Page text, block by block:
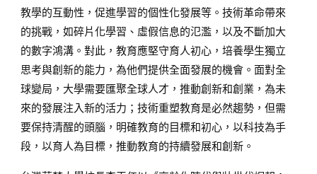
教學的互動性，促進學習的個性化發展等。技術革命帶來
的挑戰，如碎片化學習、虛假信息的氾濫，以及不斷加大
的數字鴻溝。對此，教育應堅守育人初心，培養學生獨立
思考與創新的能力，為他們提供全面發展的機會。面對全
球變局，大學需要匯聚全球人才，推動創新和創業，為未
來的發展注入新的活力；技術重塑教育是必然趨勢，但需
要保持清醒的頭腦，明確教育的目標和初心，以科技為手
段，以育人為目標，推動教育的持續發展和創新。